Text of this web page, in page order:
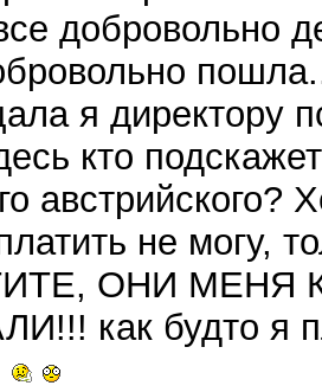
добровольно
я директору
кто
австрийского?
не могу,
ОНИ МЕНЯ
как будто я